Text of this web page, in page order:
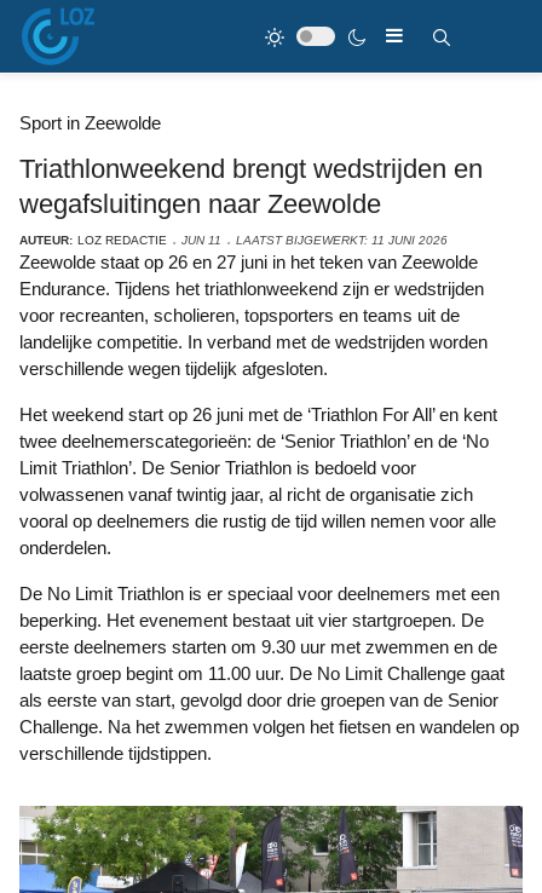
Sport in Zeewolde
Triathlonweekend brengt wedstrijden en
wegafsluitingen naar Zeewolde
AUTEUR: LOZ REDACTIE JUN 11 LAATST BIJGEWERKT: 11 JUNI 2026
Zeewolde staat op 26 en 27 juni in het teken van Zeewolde
Endurance. Tijdens het triathlonweekend zijn er wedstrijden
voor recreanten, scholieren, topsporters en teams uit de
landelijke competitie. In verband met de wedstrijden worden
verschillende wegen tijdelijk afgesloten.
Het weekend start op 26 juni met de ‘Triathlon For All’ en kent
twee deelnemerscategorieën: de ‘Senior Triathlon’ en de ‘No
Limit Triathlon’. De Senior Triathlon is bedoeld voor
volwassenen vanaf twintig jaar, al richt de organisatie zich
vooral op deelnemers die rustig de tijd willen nemen voor alle
onderdelen.
De No Limit Triathlon is er speciaal voor deelnemers met een
beperking. Het evenement bestaat uit vier startgroepen. De
eerste deelnemers starten om 9.30 uur met zwemmen en de
laatste groep begint om 11.00 uur. De No Limit Challenge gaat
als eerste van start, gevolgd door drie groepen van de Senior
Challenge. Na het zwemmen volgen het fietsen en wandelen op
verschillende tijdstippen.